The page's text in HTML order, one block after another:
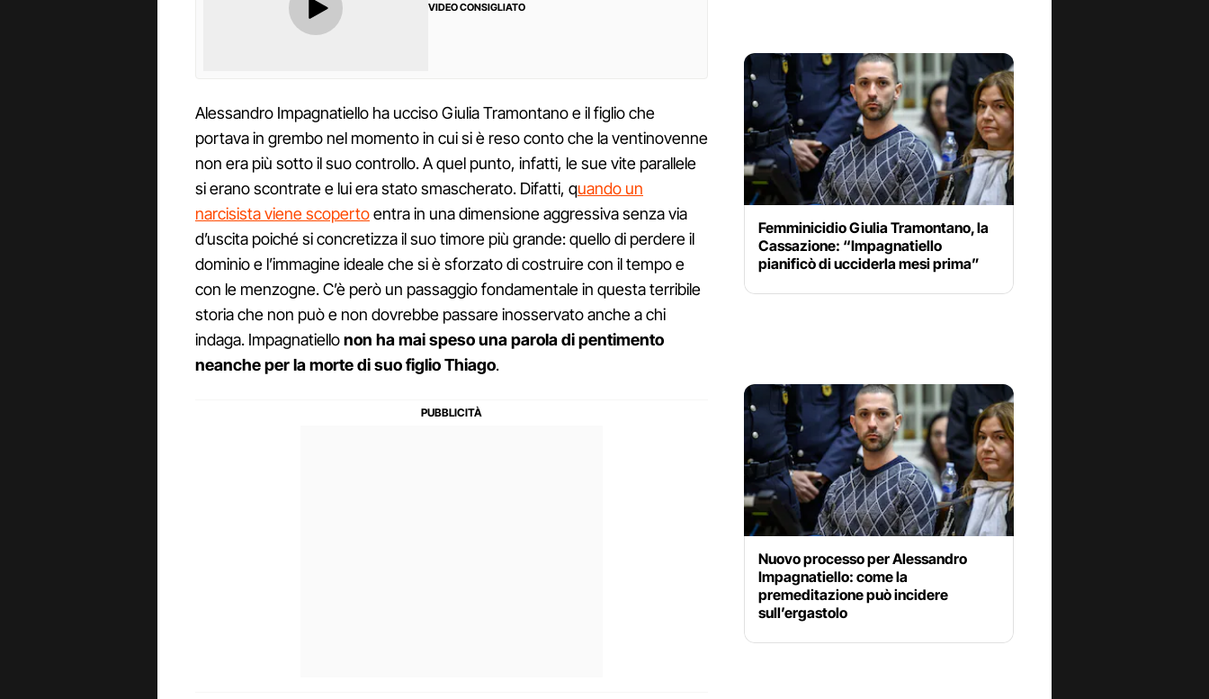
VIDEO CONSIGLIATO
Alessandro Impagnatiello ha ucciso Giulia Tramontano e il figlio che
portava in grembo nel momento in cui si è reso conto che la ventinovenne
non era più sotto il suo controllo. A quel punto, infatti, le sue vite parallele
si erano scontrate e lui era stato smascherato. Difatti, quando un
narcisista viene scopertoentra in una dimensione aggressiva senza via
d’uscita poiché si concretizza il suo timore più grande: quello di perdere il
dominio e l’immagine ideale che si è sforzato di costruire con il tempo e
con le menzogne. C’è però un passaggio fondamentale in questa terribile
storia che non può e non dovrebbe passare inosservato anche a chi
indaga. Impagnatiellonon ha mai speso una parola di pentimento
neanche per la morte di suo figlio Thiago.
Femminicidio Giulia Tramontano, la
Cassazione: “Impagnatiello
pianificò di ucciderla mesi prima”
Nuovo processo per Alessandro
Impagnatiello: come la
premeditazione può incidere
sull’ergastolo